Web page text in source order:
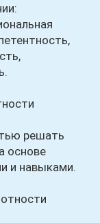
решать
основе
и навыками.